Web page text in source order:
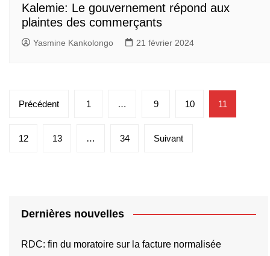
Kalemie: Le gouvernement répond aux
plaintes des commerçants
Yasmine Kankolongo 21 février 2024
Pagination
publications
Précédent 1 … 9 10 11
12 13 … 34 Suivant
Dernières nouvelles
RDC: fin du moratoire sur la facture normalisée